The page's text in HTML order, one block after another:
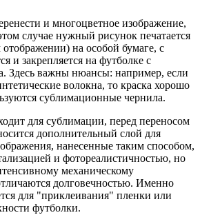
и многоцветное изображение,
случае нужный рисунок печатается
на особой бумаге, с
и закрепляется на футболке с
Здесь важны нюансы: например, если
волокна, то краска хорошо
сублимационные чернила.
для сублимации, перед переносом
дополнительный слой для
нанесенные таким способом,
и фотореалистичностью, но
механическому
долговечностью. Именно
для "приклеивания" пленки или
футболки.